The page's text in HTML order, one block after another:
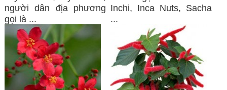
người dân địa phương
gọi là ...
Inchi, Inca Nuts, Sacha
...